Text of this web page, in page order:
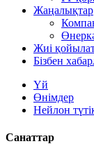
Жаңалықтар
Жиі
Бізбен
Үй
Өнімдер
Нейлон
Санаттар